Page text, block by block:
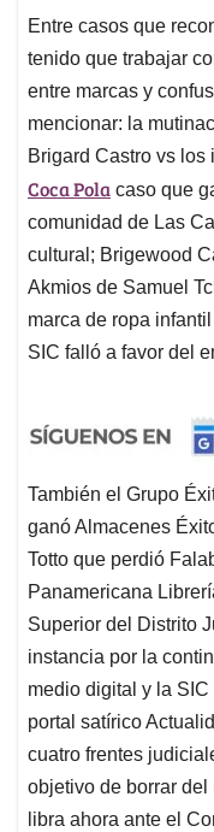
Entre casos que
tenido que trabajar
entre marcas y
mencionar: la
Brigard Castro vs
Coca Pola caso que
comunidad de Las
cultural; Brigewood
Akmios de Samuel
marca de ropa
SIC falló a favor del
También el Grupo
ganó Almacenes
Totto que perdió
Panamericana
Superior del Distrito
instancia por la
medio digital y la SIC
portal satírico
cuatro frentes
objetivo de borrar
libra ahora ante el